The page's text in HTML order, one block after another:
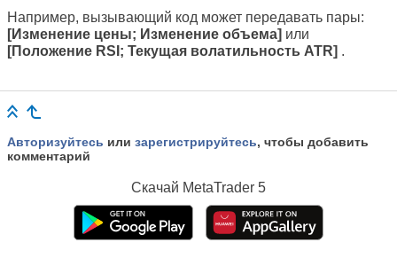
Например, вызывающий код может передавать пары:
[Изменение цены; Изменение объема] или
[Положение RSI; Текущая волатильность ATR] .
Авторизуйтесь или зарегистрируйтесь, чтобы добавить
комментарий
Скачай MetaTrader 5